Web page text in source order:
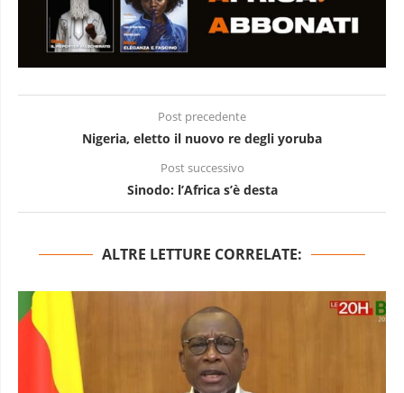
Post precedente
Nigeria, eletto il nuovo re degli yoruba
Post successivo
Sinodo: l’Africa s’è desta
ALTRE LETTURE CORRELATE: